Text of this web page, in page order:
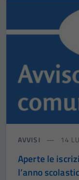
AVVISI 14
Aperte le
l’anno